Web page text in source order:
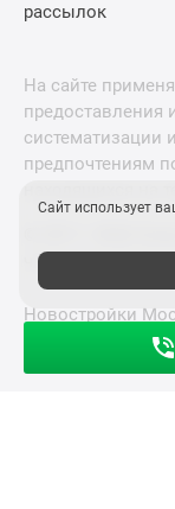
рассылок
На сайте
предоставления
систематизации
предпочтениям
что нужно знать
Новостройки
Сайт использует